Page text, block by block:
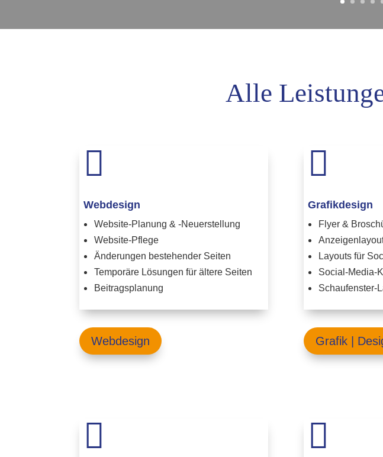
Alle

Webdesign
Website-Planung & -Neuerstellung
Website-Pflege
Änderungen bestehender Seiten
Temporäre Lösungen für ältere Seiten
Beitragsplanung
Webdesign

Grafikdesign
Flyer &
Layouts für
Social-Media-
Schaufenster-
Grafik |
 